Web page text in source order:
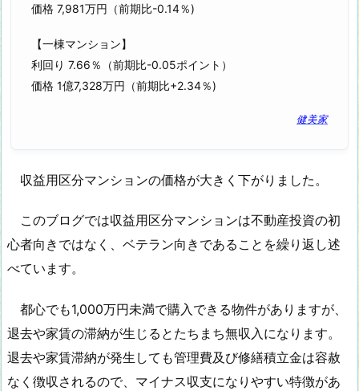
価格 7,981万円（前期比-0.14％)
【一棟マンション】
利回り 7.66％（前期比-0.05ポイント）
価格 1億7,328万円（前期比+2.34％)
健美家
収益用区分マンションの価格が大きく下がりました。
このブログでは収益用区分マンションは不動産投資の初
心者向きではなく、ベテラン向きであることを繰り返し述
べています。
都心でも1,000万円未満で購入できる物件がありますが、
退去や家賃の滞納が生じるとたちまち無収入になります。
退去や家賃滞納が発生しても管理費及び修繕積立金は容赦
なく徴収されるので、マイナス収支になりやすい特徴があ